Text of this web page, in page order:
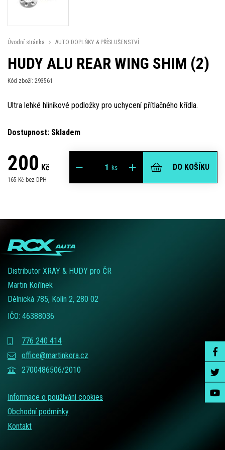
Úvodní stránka AUTO DOPLŇKY & PŘÍSLUŠENSTVÍ
HUDY ALU REAR WING SHIM (2)
Kód zboží: 293561
Ultra lehké hliníkové podložky pro uchycení přítlačného křídla.
Dostupnost: Skladem
200 Kč
165 Kč bez DPH
ks DO KOŠÍKU
Distributor XRAY & HUDY pro ČR
Martin Kořínek
Dělnická 785, Kolín 2, 280 02
IČO: 46388036
776 240 414
office@martinkora.cz
2700486506/2010
Informace o používání cookies
Obchodní podmínky
Kontakt